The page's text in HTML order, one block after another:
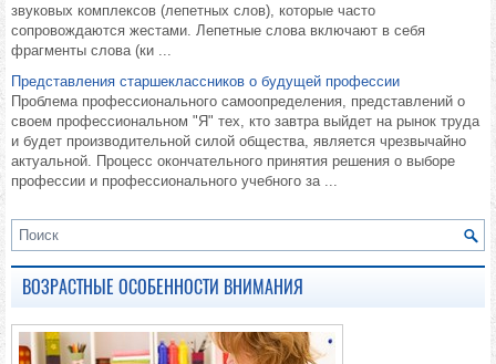
звуковых комплексов (лепетных слов), которые часто
сопровождаются жестами. Лепетные слова включают в себя
фрагменты слова (ки ...
Представления старшеклассников о будущей профессии
Проблема профессионального самоопределения, представлений о
своем профессиональном "Я" тех, кто завтра выйдет на рынок труда
и будет производительной силой общества, является чрезвычайно
актуальной. Процесс окончательного принятия решения о выборе
профессии и профессионального учебного за ...
ВОЗРАСТНЫЕ ОСОБЕННОСТИ ВНИМАНИЯ